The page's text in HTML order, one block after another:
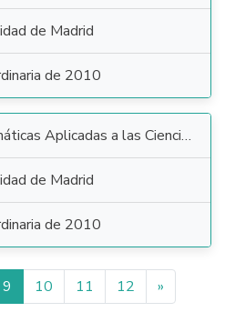
de Madrid
de 2010
Aplicadas a las Ciencias Sociales
de Madrid
de 2010
9 10 11 12 »